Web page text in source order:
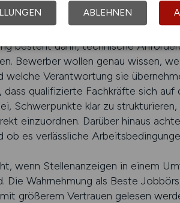
besetzen oder neue
besteht darin, technische
Bewerber wollen genau wissen,
Verantwortung sie
qualifizierte Fachkräfte sich
Schwerpunkte klar zu
einzuordnen. Darüber hinaus
ob es verlässliche
wenn Stellenanzeigen in einem
Die Wahrnehmung als Beste
größerem Vertrauen gelesen
ABLEHNEN